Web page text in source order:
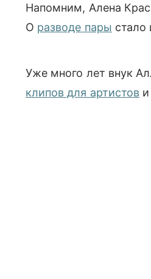
Напомним, Алена
О разводе пары стало
Уже много лет внук
клипов для артистов и